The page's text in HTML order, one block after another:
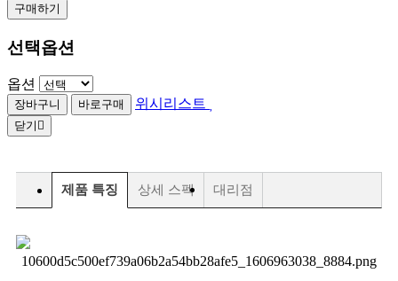
구매하기
선택옵션
옵션
위시리스트
닫기
제품 특징 상세 스펙 대리점